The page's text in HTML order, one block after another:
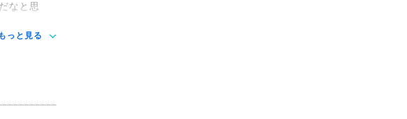
なと思
もっと見る